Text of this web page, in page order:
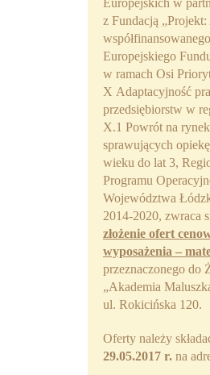
Kontakt
Rekrutacja Widzew
MALUCH PLUS
Zapytania ofertowe
Europejskich w
z Fundacją
Europejskiego
w ramach Osi
X Adaptacyjność
przedsiębiorstw w
X.1 Powrót na
sprawujących
wieku do lat 3,
Programu
Województwa
2014-2020, zwraca
złożenie ofert
wyposażenia –
przeznaczonego do
„Akademia
ul. Rokicińska 120.
Oferty należy
29.05.2017 r. na